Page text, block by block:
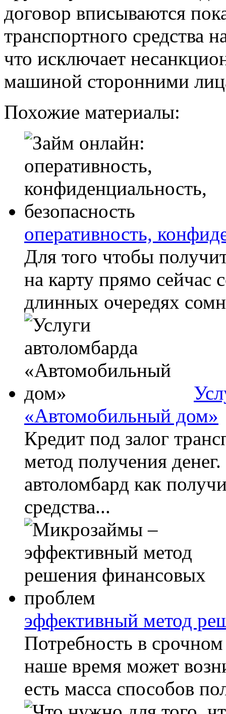
договор вписываются
транспортного средства
что исключает
машиной сторонними
Похожие материалы:
оперативность,
Для того чтобы
на карту прямо сейчас
длинных очередях
«Автомобильный дом»
Кредит под залог
метод получения
автоломбард как
средства...
эффективный метод
Потребность в
наше время может
есть масса способов